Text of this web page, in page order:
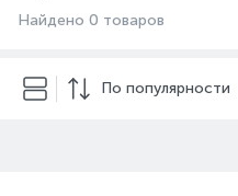
Найдено 0 товаров
По популярности